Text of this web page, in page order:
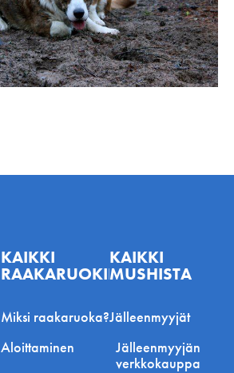
KAIKKI
RAAKARUOKINNASTA
Miksi raakaruoka?
Aloittaminen
KAIKKI
MUSHISTA
Jälleenmyyjät
Jälleenmyyjän
verkkokauppa